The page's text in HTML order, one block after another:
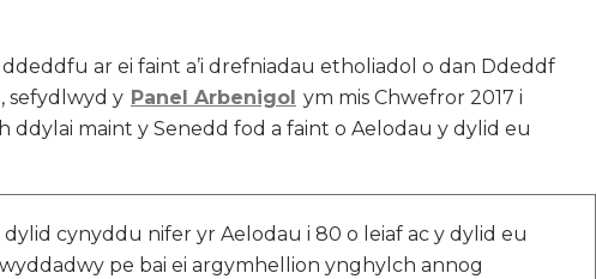
ar ei faint a’i drefniadau etholiadol o dan Ddeddf
sefydlwyd y Panel Arbenigol ym mis Chwefror 2017 i
maint y Senedd fod a faint o Aelodau y dylid eu
cynyddu nifer yr Aelodau i 80 o leiaf ac y dylid eu
pe bai ei argymhellion ynghylch annog